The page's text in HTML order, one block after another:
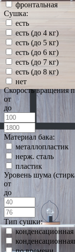
фронтальная
Сушка:
есть
есть (до 4 кг)
есть (до 5 кг)
есть (до 6 кг)
есть (до 7 кг)
есть (до 8 кг)
нет
Скорость вращения
от
до
Материал бака:
металлопластик
нерж. сталь
пластик
Уровень шума
от
до
Тип сушки:
конденсационная